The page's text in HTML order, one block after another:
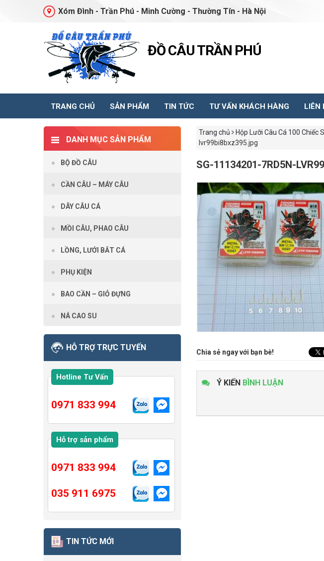
Xóm Đình - Trần Phú - Minh Cường - Thường Tín - Hà Nội
ĐỒ CÂU TRẦN PHÚ
TRANG CHỦ SẢN PHẨM TIN TỨC TƯ VẤN KHÁCH HÀNG LIÊN
Trang chủ Hộp Lưỡi Câu Cá 100
lvr99bi8bxz395.jpg
SG-11134201-7RD5N-
Chia sẻ ngay với bạn bè!
Ý KIẾN BÌNH LUẬN
DANH MỤC SẢN PHẨM
BỘ ĐỒ CÂU
CẦN CÂU – MÁY CÂU
DÂY CÂU CÁ
MỒI CÂU, PHAO CÂU
LỒNG, LƯỚI BẮT CÁ
PHỤ KIỆN
BAO CẦN – GIỎ ĐỰNG
NÁ CAO SU
HỖ TRỢ TRỰC TUYẾN
Hotline Tư Vấn
0971 833 994
Hỗ trợ sản phẩm
0971 833 994
035 911 6975
TIN TỨC MỚI